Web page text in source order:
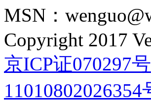
MSN：
Copyright 2017
京ICP证070297号
11010802026354